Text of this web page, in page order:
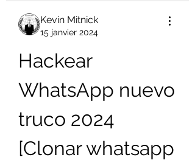
Kevin Mitnick
15 janvier 2024
Hackear
WhatsApp nuevo
truco 2024
[Clonar whatsapp